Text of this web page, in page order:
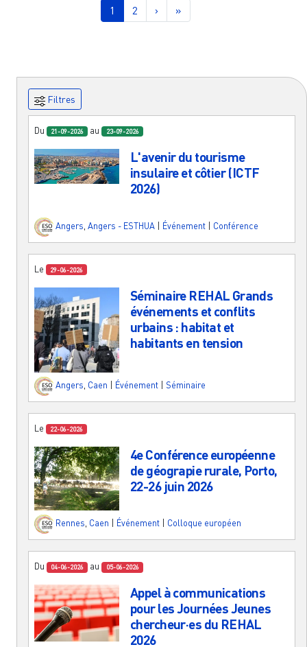
Page courante
1 Page
2 Page suivante
› Dernière page
»
Filtres
Du 21-09-2026 au 23-09-2026
L'avenir du tourisme
insulaire et côtier (ICTF
2026)
Angers Angers - ESTHUA Événement Conférence
Le 29-06-2026
Séminaire REHAL Grands
événements et conflits
urbains : habitat et
habitants en tension
Angers Caen Événement Séminaire
Le 22-06-2026
4e Conférence européenne
de géograpie rurale, Porto,
22-26 juin 2026
Rennes, Caen Événement Colloque européen
Du 04-06-2026 au 05-06-2026
Appel à communications
pour les Journées Jeunes
chercheur·es du REHAL
2026